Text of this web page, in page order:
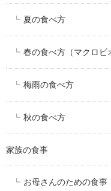
夏の食べ方
春の食べ方（マクロビ
梅雨の食べ方
秋の食べ方
家族の食事
お母さんのための食事